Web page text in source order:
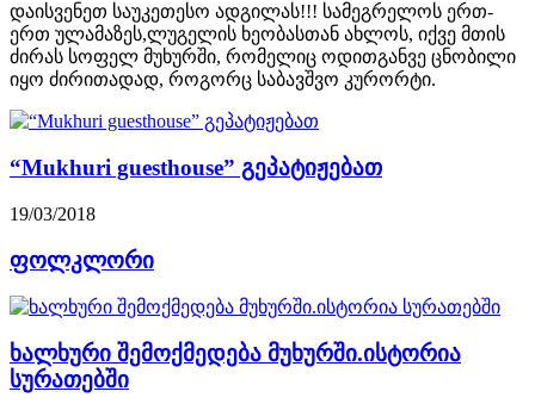
დაისვენეთ საუკეთესო ადგილას!!! სამეგრელოს ერთ-
ერთ ულამაზეს,ლუგელის ხეობასთან ახლოს, იქვე მთის
ძირას სოფელ მუხურში, რომელიც ოდითგანვე ცნობილი
იყო ძირითადად, როგორც საბავშვო კურორტი.
“Mukhuri guesthouse” გეპატიჟებათ
19/03/2018
ფოლკლორი
ხალხური შემოქმედება მუხურში.ისტორია
სურათებში